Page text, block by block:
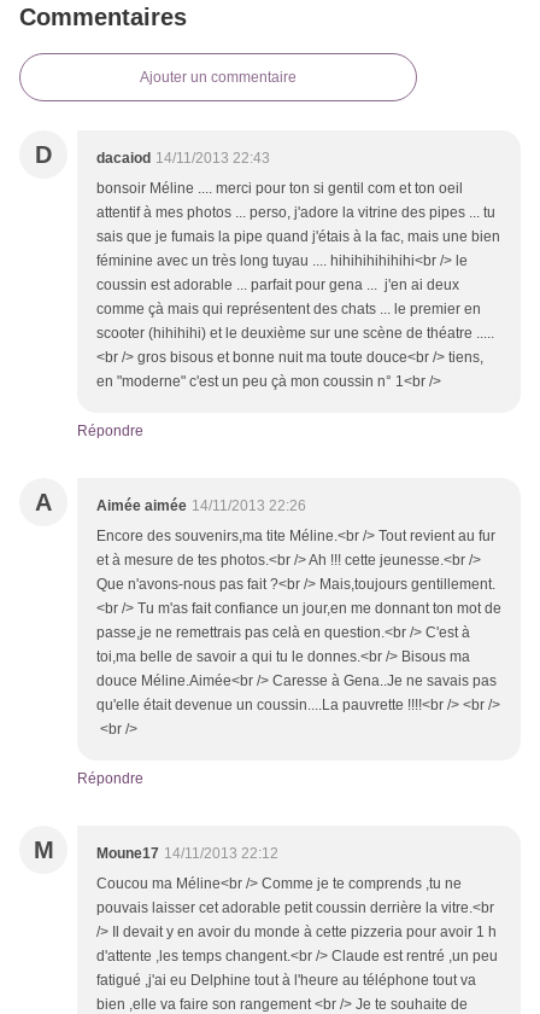
Commentaires
Ajouter un commentaire
D dacaiod 14/11/2013 22:43
bonsoir Méline .... merci pour ton si gentil com et ton oeil
attentif à mes photos ... perso, j'adore la vitrine des pipes ... tu
sais que je fumais la pipe quand j'étais à la fac, mais une bien
féminine avec un très long tuyau .... hihihihihihihi<br /> le
coussin est adorable ... parfait pour gena ... j'en ai deux
comme çà mais qui représentent des chats ... le premier en
scooter (hihihihi) et le deuxième sur une scène de théatre .....
<br /> gros bisous et bonne nuit ma toute douce<br /> tiens,
en "moderne" c'est un peu çà mon coussin n° 1<br />
Répondre
A Aimée aimée 14/11/2013 22:26
Encore des souvenirs,ma tite Méline.<br /> Tout revient au fur
et à mesure de tes photos.<br /> Ah !!! cette jeunesse.<br />
Que n'avons-nous pas fait ?<br /> Mais,toujours gentillement.
<br /> Tu m'as fait confiance un jour,en me donnant ton mot de
passe,je ne remettrais pas celà en question.<br /> C'est à
toi,ma belle de savoir a qui tu le donnes.<br /> Bisous ma
douce Méline.Aimée<br /> Caresse à Gena..Je ne savais pas
qu'elle était devenue un coussin....La pauvrette !!!!<br /> <br />
<br />
Répondre
M Moune17 14/11/2013 22:12
Coucou ma Méline<br /> Comme je te comprends ,tu ne
pouvais laisser cet adorable petit coussin derrière la vitre.<br
/> Il devait y en avoir du monde à cette pizzeria pour avoir 1 h
d'attente ,les temps changent.<br /> Claude est rentré ,un peu
fatigué ,j'ai eu Delphine tout à l'heure au téléphone tout va
bien ,elle va faire son rangement <br /> Je te souhaite de